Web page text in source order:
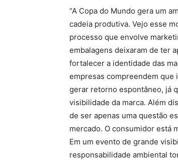
“A Copa do Mundo gera um
cadeia produtiva. Vejo esse
processo que envolve
embalagens deixaram de ter
fortalecer a identidade das
empresas compreendem que
gerar retorno espontâneo, já
visibilidade da marca. Além
de ser apenas uma questão
mercado. O consumidor está
Em um evento de grande
responsabilidade ambiental